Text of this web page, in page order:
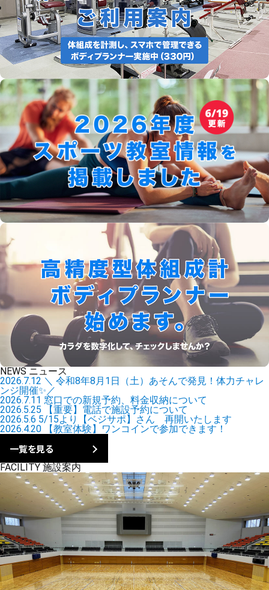
NEWS ニュース
2026.7.12 ＼ 令和8年8月1日（土）あそんで発見！体力チャレ
ンジ開催✨／
2026.7.11 窓口での新規予約、料金収納について
2026.5.25
【重要】電話で施設予約について
2026.5.6 5/15より【ベジサポ】さん 再開いたします
2026.4.20
【教室体験】ワンコインで参加できます！
一覧を見る
FACILITY 施設案内